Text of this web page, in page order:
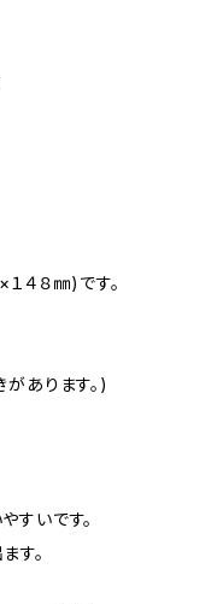
４８㎜)です。
あります。)
すいです。
す。